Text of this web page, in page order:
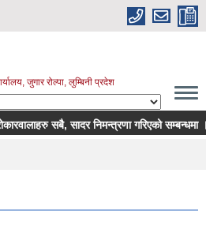
जुगार रोल्पा, लुम्बिनी प्रदेश
सबै, सादर निमन्त्रणा गरिएको सम्बन्धमा ।